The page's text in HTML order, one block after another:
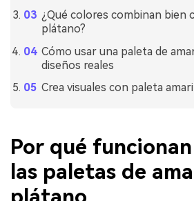
¿Qué colores combinan bien
plátano?
Cómo usar una paleta de
diseños reales
Crea visuales con paleta
Por qué
las paletas de